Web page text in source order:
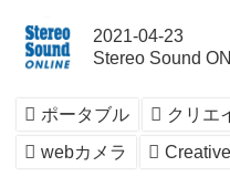
2021-04-23
Stereo Sound
ポータブル クリエ
webカメラ